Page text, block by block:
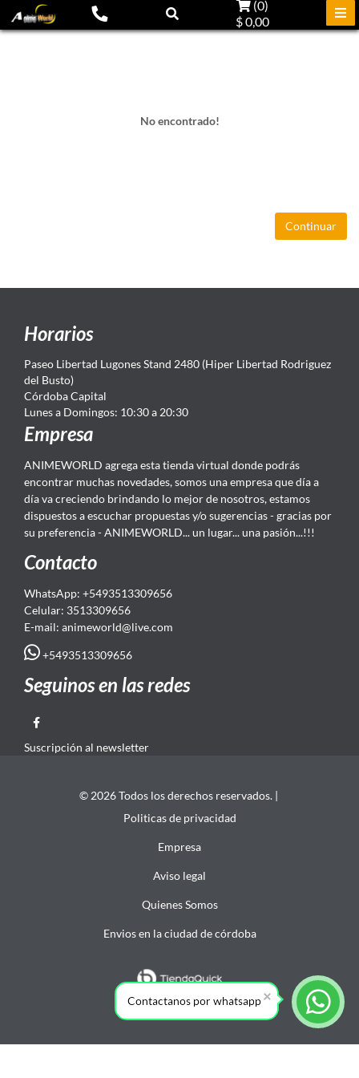
(0)
$ 0,00
No encontrado!
Continuar
Horarios
Paseo Libertad Lugones Stand 2480 (Hiper Libertad Rodriguez
del Busto)
Córdoba Capital
Lunes a Domingos: 10:30 a 20:30
Empresa
ANIMEWORLD agrega esta tienda virtual donde podrás
encontrar muchas novedades, somos una empresa que día a
día va creciendo brindando lo mejor de nosotros, estamos
dispuestos a escuchar propuestas y/o sugerencias - gracias por
su preferencia - ANIMEWORLD... un lugar... una pasión...!!!
Contacto
WhatsApp: +5493513309656
Celular: 3513309656
E-mail: animeworld@live.com
+5493513309656
Seguinos en las redes
Suscripción al newsletter
© 2026 Todos los derechos reservados. |
Politicas de privacidad
Empresa
Aviso legal
Quienes Somos
Envios en la ciudad de córdoba
Contactanos por whatsapp